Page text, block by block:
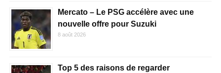
Mercato – Le PSG accélère avec une
nouvelle offre pour Suzuki
8 août 2026
Top 5 des raisons de regarder